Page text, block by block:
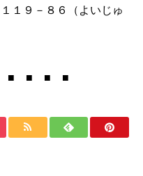
１９－８６（よいじゅ
■ ■ ■ ■